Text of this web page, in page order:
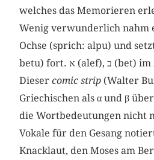
welches das Memorieren
Wenig verwunderlich nahm
Ochse (sprich: alpu) und
betu) fort.א (alef),ב (bet) im
Diesercomic strip (Walter
Griechischen alsα und β
die Wortbedeutungen nicht
Vokale für den Gesang
Knacklaut, den Moses am